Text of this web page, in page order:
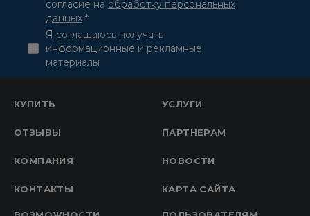
согласие на обработку персональных
данных *
Я соглашаюсь получать
информационные и рекламные
материалы
КУПИТЬ УСЛУГИ
ОТЗЫВЫ ПАРТНЕРАМ
КОМПАНИЯ НОВОСТИ
КОНТАКТЫ КАРТА САЙТА